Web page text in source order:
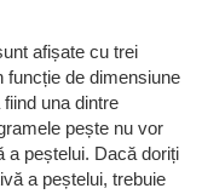
afișate cu trei
funcție de dimensiune
una dintre
pește nu vor
a peștelui. Dacă doriți
a peștelui, trebuie